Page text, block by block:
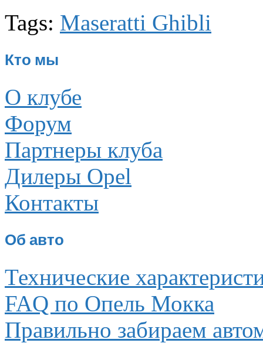
Tags: Maseratti Ghibli
Кто мы
О клубе
Форум
Партнеры клуба
Дилеры Opel
Контакты
Об авто
Технические
FAQ по Опель Мокка
Правильно забираем